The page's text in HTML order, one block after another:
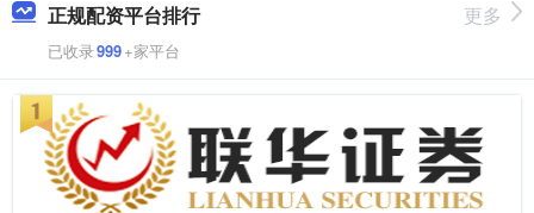
正规配资平台排行
已收录999+家平台
更多